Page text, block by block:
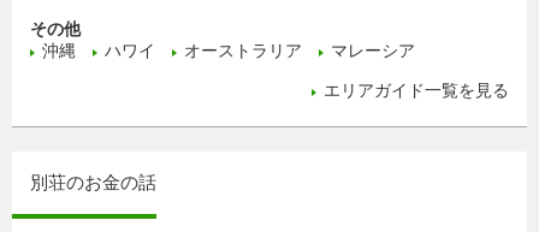
その他
沖縄
ハワイ オーストラリア マレーシア
エリアガイド一覧を見る
別荘のお金の話